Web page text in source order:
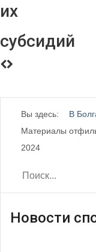
их
субсидий
Вы здесь: В
Материалы
2024
Новости